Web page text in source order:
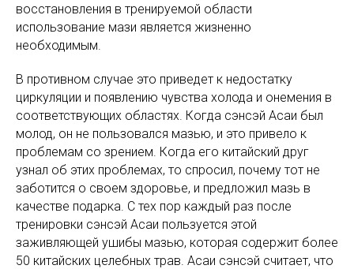
восстановления в тренируемой области
использование мази является жизненно
необходимым.
В противном случае это приведет к недостатку
циркуляции и появлению чувства холода и онемения в
соответствующих областях. Когда сэнсэй Асаи был
молод, он не пользовался мазью, и это привело к
проблемам со зрением. Когда его китайский друг
узнал об этих проблемах, то спросил, почему тот не
заботится о своем здоровье, и предложил мазь в
качестве подарка. С тех пор каждый раз после
тренировки сэнсэй Асаи пользуется этой
заживляющей ушибы мазью, которая содержит более
50 китайских целебных трав. Асаи сэнсэй считает, что